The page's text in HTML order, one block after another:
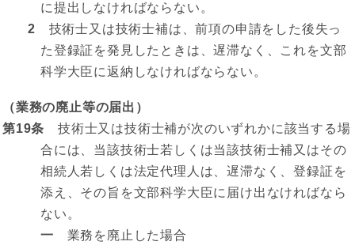
に提出しなければならない。
2 技術士又は技術士補は、前項の申請をした後失っ
た登録証を発見したときは、遅滞なく、これを文部
科学大臣に返納しなければならない。
（業務の廃止等の届出）
第19条 技術士又は技術士補が次のいずれかに該当する場
合には、当該技術士若しくは当該技術士補又はその
相続人若しくは法定代理人は、遅滞なく、登録証を
添え、その旨を文部科学大臣に届け出なければなら
ない。
一 業務を廃止した場合